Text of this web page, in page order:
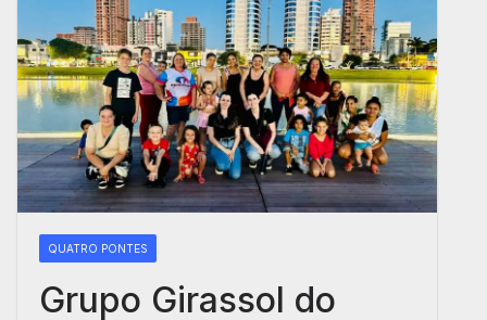
QUATRO PONTES
Grupo Girassol do